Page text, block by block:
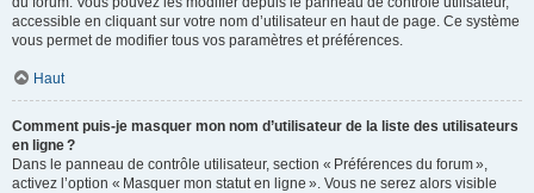
accessible en cliquant sur votre nom d’utilisateur en haut de page. Ce système
vous permet de modifier tous vos paramètres et préférences.
Haut
Comment puis-je masquer mon nom d’utilisateur de la liste des utilisateurs
en ligne ?
Dans le panneau de contrôle utilisateur, section « Préférences du forum »,
activez l’option « Masquer mon statut en ligne ». Vous ne serez alors visible